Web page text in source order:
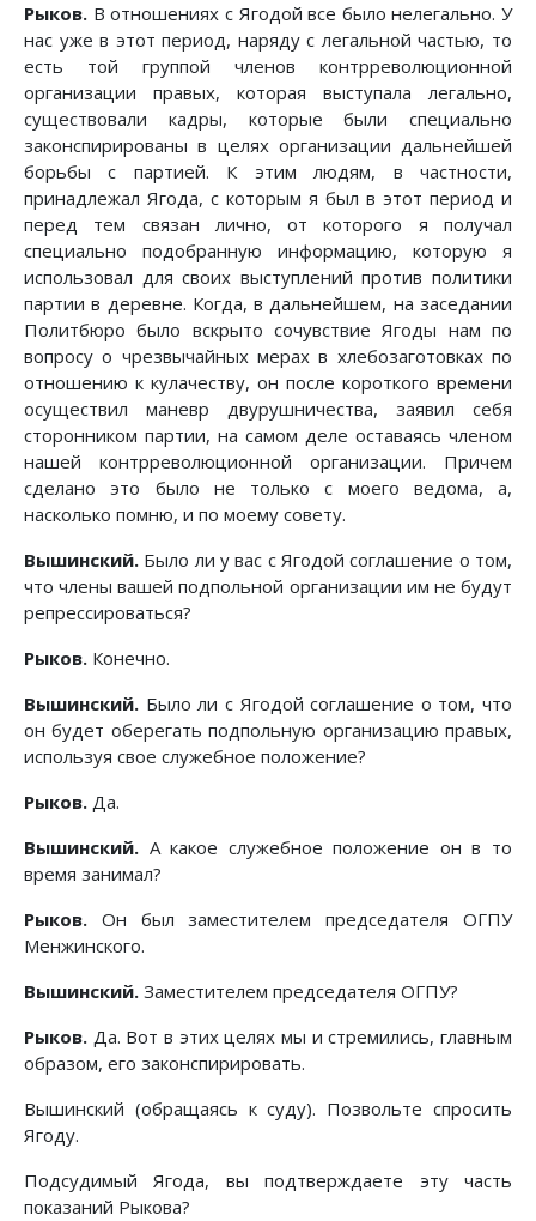
Рыков. В отношениях с Ягодой все было нелегально. У
нас уже в этот период, наряду с легальной частью, то
есть той группой членов контрреволюционной
организации правых, которая выступала легально,
существовали кадры, которые были специально
законспирированы в целях организации дальнейшей
борьбы с партией. К этим людям, в частности,
принадлежал Ягода, с которым я был в этот период и
перед тем связан лично, от которого я получал
специально подобранную информацию, которую я
использовал для своих выступлений против политики
партии в деревне. Когда, в дальнейшем, на заседании
Политбюро было вскрыто сочувствие Ягоды нам по
вопросу о чрезвычайных мерах в хлебозаготовках по
отношению к кулачеству, он после короткого времени
осуществил маневр двурушничества, заявил себя
сторонником партии, на самом деле оставаясь членом
нашей контрреволюционной организации. Причем
сделано это было не только с моего ведома, а,
насколько помню, и по моему совету.
Вышинский. Было ли у вас с Ягодой соглашение о том,
что члены вашей подпольной организации им не будут
репрессироваться?
Рыков. Конечно.
Вышинский. Было ли с Ягодой соглашение о том, что
он будет оберегать подпольную организацию правых,
используя свое служебное положение?
Рыков. Да.
Вышинский. А какое служебное положение он в то
время занимал?
Рыков. Он был заместителем председателя ОГПУ
Менжинского.
Вышинский. Заместителем председателя ОГПУ?
Рыков. Да. Вот в этих целях мы и стремились, главным
образом, его законспирировать.
Вышинский (обращаясь к суду). Позвольте спросить
Ягоду.
Подсудимый Ягода, вы подтверждаете эту часть
показаний Рыкова?